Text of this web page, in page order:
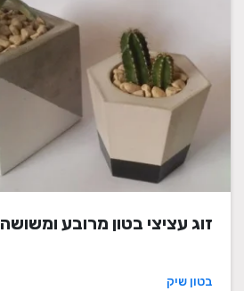
זוג עציצי בטון מרובע ומשושה
בטון שיק